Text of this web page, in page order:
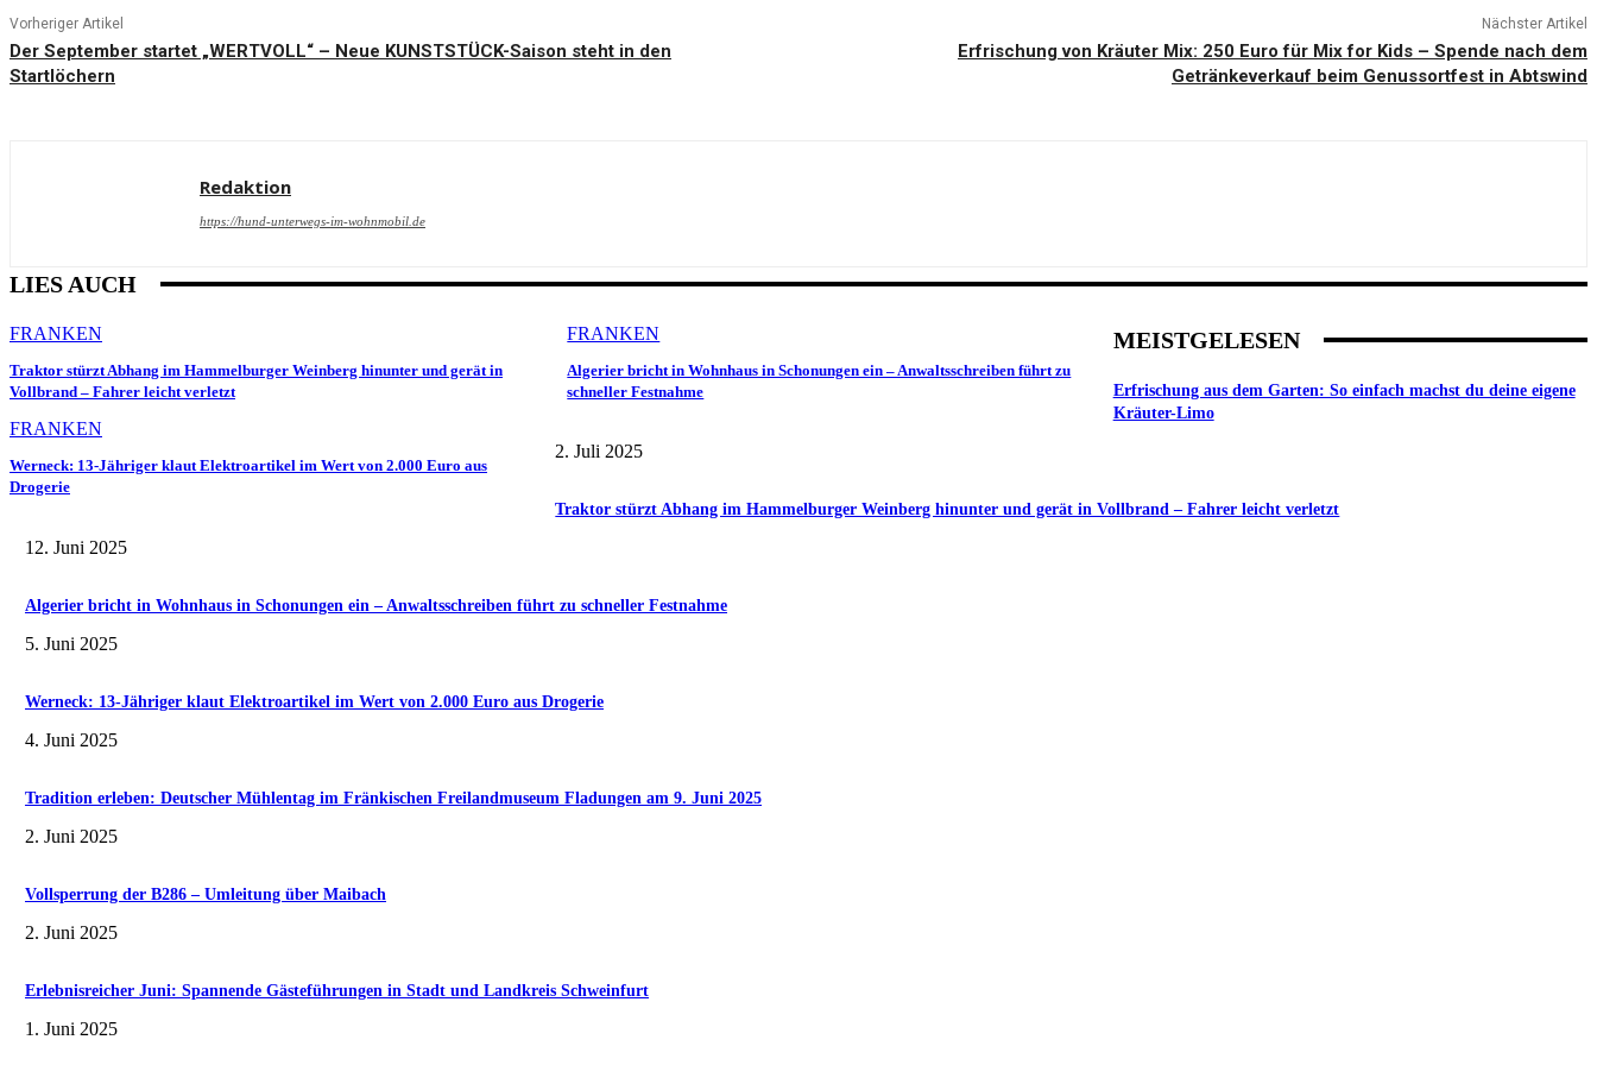
Vorheriger Artikel
Der September startet „WERTVOLL“ – Neue KUNSTSTÜCK-Saison steht in den
Startlöchern
Nächster Artikel
Erfrischung von Kräuter Mix: 250 Euro für Mix for Kids – Spende nach dem
Getränkeverkauf beim Genussortfest in Abtswind
Redaktion
https://hund-unterwegs-im-wohnmobil.de
LIES AUCH
FRANKEN
Traktor stürzt Abhang im Hammelburger Weinberg hinunter und gerät in
Vollbrand – Fahrer leicht verletzt
FRANKEN
Algerier bricht in Wohnhaus in Schonungen ein – Anwaltsschreiben führt zu
schneller Festnahme
FRANKEN
Werneck: 13-Jähriger klaut Elektroartikel im Wert von 2.000 Euro aus
Drogerie
MEISTGELESEN
Erfrischung aus dem Garten: So einfach machst du deine eigene
Kräuter-Limo
2. Juli 2025
Traktor stürzt Abhang im Hammelburger Weinberg hinunter und gerät in Vollbrand – Fahrer leicht verletzt
12. Juni 2025
Algerier bricht in Wohnhaus in Schonungen ein – Anwaltsschreiben führt zu schneller Festnahme
5. Juni 2025
Werneck: 13-Jähriger klaut Elektroartikel im Wert von 2.000 Euro aus Drogerie
4. Juni 2025
Tradition erleben: Deutscher Mühlentag im Fränkischen Freilandmuseum Fladungen am 9. Juni 2025
2. Juni 2025
Vollsperrung der B286 – Umleitung über Maibach
2. Juni 2025
Erlebnisreicher Juni: Spannende Gästeführungen in Stadt und Landkreis Schweinfurt
1. Juni 2025